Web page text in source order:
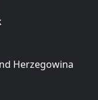
Herzegowina